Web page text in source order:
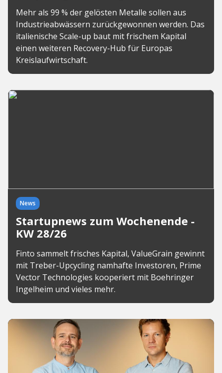
Mehr als 99 % der gelösten Metalle sollen aus
Industrieabwässern zurückgewonnen werden. Das
italienische Scale-up baut mit frischem Kapital
einen weiteren Recovery-Hub für Europas
Kreislaufwirtschaft.
News
Startupnews zum Wochenende -
KW 28/26
Finto sammelt frisches Kapital, ValueGrain gewinnt
mit Treber-Upcycling namhafte Investoren, Prime
Vector Technologies kooperiert mit Boehringer
Ingelheim und vieles mehr.